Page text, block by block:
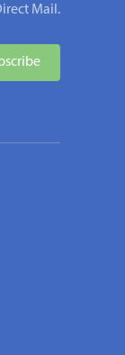
Mail.